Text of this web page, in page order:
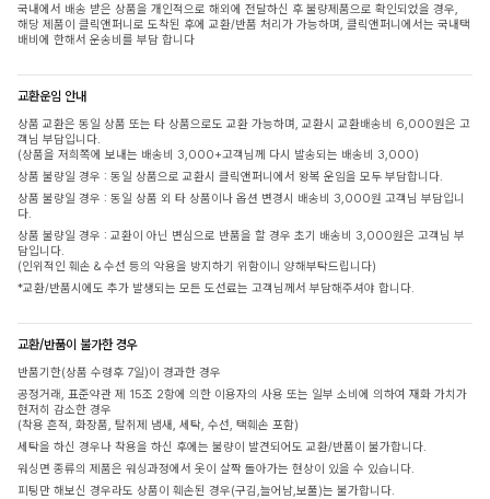
국내에서 배송 받은 상품을 개인적으로 해외에 전달하신 후 불량제품으로 확인되었을 경우,
해당 제품이 클릭앤퍼니로 도착된 후에 교환/반품 처리가 가능하며, 클릭앤퍼니에서는 국내택
배비에 한해서 운송비를 부담 합니다
교환운임 안내
상품 교환은 동일 상품 또는 타 상품으로도 교환 가능하며, 교환시 교환배송비 6,000원은 고
객님 부담입니다.
(상품을 저희쪽에 보내는 배송비 3,000+고객님께 다시 발송되는 배송비 3,000)
상품 불량일 경우 : 동일 상품으로 교환시 클릭앤퍼니에서 왕복 운임을 모두 부담합니다.
상품 불량일 경우 : 동일 상품 외 타 상품이나 옵션 변경시 배송비 3,000원 고객님 부담입니
다.
상품 불량일 경우 : 교환이 아닌 변심으로 반품을 할 경우 초기 배송비 3,000원은 고객님 부
담입니다.
(인위적인 훼손 & 수선 등의 악용을 방지하기 위함이니 양해부탁드립니다)
*교환/반품시에도 추가 발생되는 모든 도선료는 고객님께서 부담해주셔야 합니다.
교환/반품이 불가한 경우
반품기한(상품 수령후 7일)이 경과한 경우
공정거래, 표준약관 제 15조 2항에 의한 이용자의 사용 또는 일부 소비에 의하여 재화 가치가
현저히 감소한 경우
(착용 흔적, 화장품, 탈취제 냄새, 세탁, 수선, 택훼손 포함)
세탁을 하신 경우나 착용을 하신 후에는 불량이 발견되어도 교환/반품이 불가합니다.
워싱면 종류의 제품은 워싱과정에서 옷이 살짝 돌아가는 현상이 있을 수 있습니다.
피팅만 해보신 경우라도 상품이 훼손된 경우(구김,늘어남,보풀)는 불가합니다.